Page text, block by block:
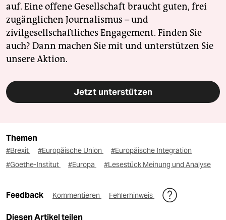
auf. Eine offene Gesellschaft braucht guten, frei
zugänglichen Journalismus – und
zivilgesellschaftliches Engagement. Finden Sie
auch? Dann machen Sie mit und unterstützen Sie
unsere Aktion.
Jetzt unterstützen
Themen
#Brexit #Europäische Union
#Europäische Integration
#Goethe-Institut
#Europa #Lesestück Meinung und Analyse
Feedback Kommentieren Fehlerhinweis
Diesen Artikel teilen